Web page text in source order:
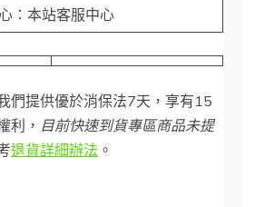
：本站客服中心
們提供優於消保法7天，享有15
利， 目前快速到貨專區商品未提
退貨詳細辦法 。